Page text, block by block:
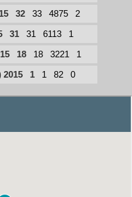
32 33 4875
2
31 31 6113
1
18 18 3221
1
2015
1 1 82 0